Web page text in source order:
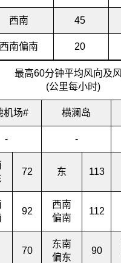
西南 45
西南偏南 20
最高60分钟平均风向及
(公里每小时)
机场# 横澜岛
- -
72 东 113
92
西南
偏南
112
70
东南
偏东
90